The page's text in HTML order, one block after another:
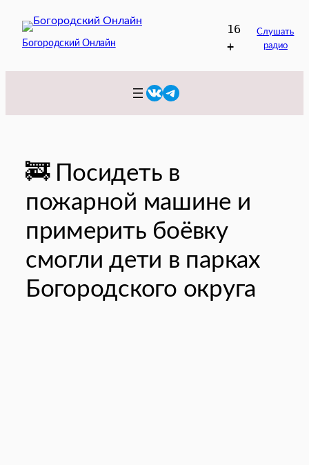
содержимому
Богородский Онлайн
16
+
Слушать
радио
VKTelegram
🚒 Посидеть в
пожарной машине и
примерить боёвку
смогли дети в парках
Богородского округа